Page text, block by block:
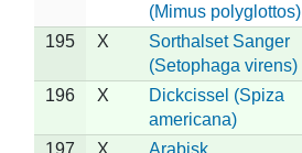
(Mimus polyglottos)
195 X
Sorthalset Sanger
(Setophaga virens)
196
X
Dickcissel (Spiza
americana)
197 X
Arabisk